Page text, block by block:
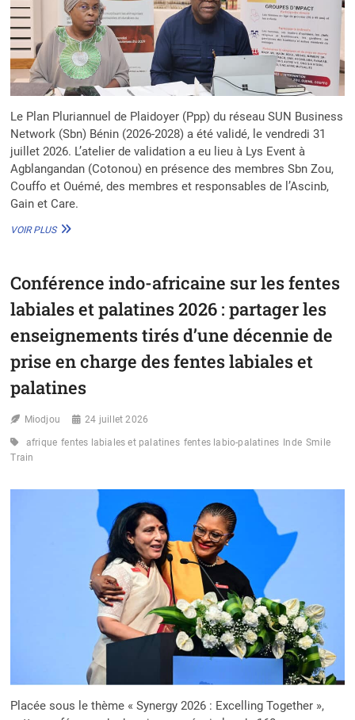
Le Plan Pluriannuel de Plaidoyer (Ppp) du réseau SUN Business
Network (Sbn) Bénin (2026-2028) a été validé, le vendredi 31
juillet 2026. L’atelier de validation a eu lieu à Lys Event à
Agblangandan (Cotonou) en présence des membres Sbn Zou,
Couffo et Ouémé, des membres et responsables de l’Ascinb,
Gain et Care.
VOIR PLUSRÉSEAU
UNE
DE
NUTRITION
PORTÉE
À
L’HORIZON
2028
Conférence indo-africaine sur les fentes
labiales et palatines 2026 : partager les
enseignements tirés d’une décennie de
prise en charge des fentes labiales et
palatines
Miodjou 24 juillet 2026
afrique fentes labiales et palatines fentes labio-palatines Inde Smile
Train
Placée sous le thème « Synergy 2026 : Excelling Together »,